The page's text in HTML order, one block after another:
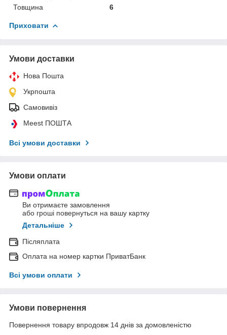
Товщина
6
Приховати
Умови доставки
Нова Пошта
Укрпошта
Самовивіз
Meest ПОШТА
Всі умови доставки
Умови оплати
Ви отримаєте замовлення
або гроші повернуться на вашу картку
Детальніше
Післяплата
Оплата на номер картки ПриватБанк
Всі умови оплати
Умови повернення
Повернення товару впродовж 14 днів за домовленістю